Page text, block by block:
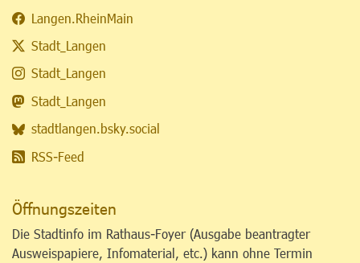
Langen.RheinMain
Stadt_Langen
Stadt_Langen
Stadt_Langen
stadtlangen.bsky.social
RSS-Feed
Öffnungszeiten
Die Stadtinfo im Rathaus-Foyer (Ausgabe beantragter
Ausweispapiere, Infomaterial, etc.) kann ohne Termin